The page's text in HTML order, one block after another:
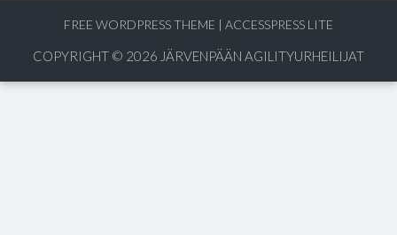
FREE WORDPRESS THEME | ACCESSPRESS LITE
COPYRIGHT © 2026 JÄRVENPÄÄN AGILITYURHEILIJAT